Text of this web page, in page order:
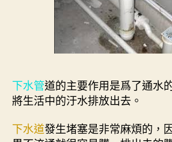
下水管道的主要作用是爲了通水
將生活中的汙水排放出去。
下水道發生堵塞是非常麻煩的，